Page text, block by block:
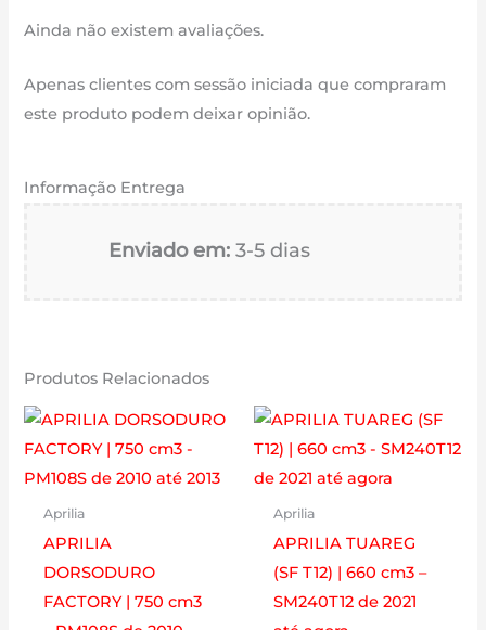
Ainda não existem avaliações.
Apenas clientes com sessão iniciada que compraram
este produto podem deixar opinião.
Informação Entrega
Enviado em: 3-5 dias
Produtos Relacionados
Aprilia
APRILIA
DORSODURO
FACTORY | 750 cm3
Aprilia
APRILIA TUAREG
(SF T12) | 660 cm3 –
SM240T12 de 2021